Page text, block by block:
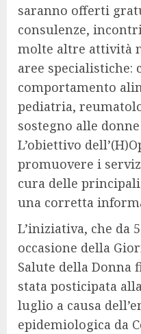
saranno offerti
consulenze,
molte altre attività
aree
comportamento
pediatria,
sostegno alle
L’obiettivo
promuovere i
cura delle
una corretta
L’iniziativa, che da
occasione della
Salute della Donna
stata posticipata
luglio a causa
epidemiologica da